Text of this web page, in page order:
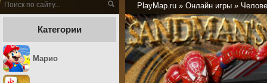
PlayMap.ru » Онлайн игры »
Категории
Марио